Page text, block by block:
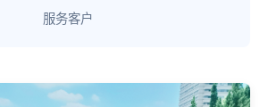
服务客户